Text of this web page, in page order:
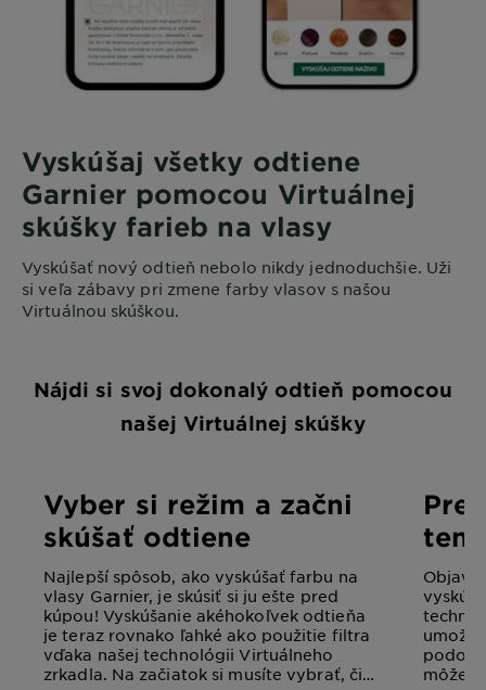
Vyskúšaj všetky odtiene
Garnier pomocou Virtuálnej
skúšky farieb na vlasy
Vyskúšať nový odtieň nebolo nikdy jednoduchšie. Uži
si veľa zábavy pri zmene farby vlasov s našou
Virtuálnou skúškou.
Nájdi si svoj dokonalý odtieň pomocou
našej Virtuálnej skúšky
Vyber si režim a začni
skúšať odtiene
Najlepší spôsob, ako vyskúšať farbu na
vlasy Garnier, je skúsiť si ju ešte pred
kúpou! Vyskúšanie akéhokoľvek odtieňa
je teraz rovnako ľahké ako použitie filtra
vďaka našej technológii Virtuálneho
zrkadla. Na začiatok si musíte vybrať, či
Objav
môžeš